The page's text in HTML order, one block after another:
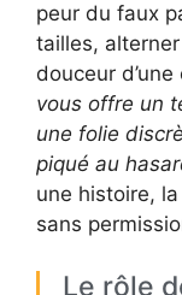
peur du faux
tailles,
douceur
vous offre un
une folie
piqué au
une histoire,
sans
Le rôle